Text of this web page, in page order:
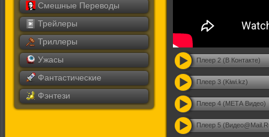
Смешные Переводы
Трейлеры
Триллеры
Ужасы
Фантастические
Фэнтези
Плеер 2 (В Контакте)
Плеер 3 (Kiwi.kz)
Плеер 4 (МЕТА Видео)
Плеер 5